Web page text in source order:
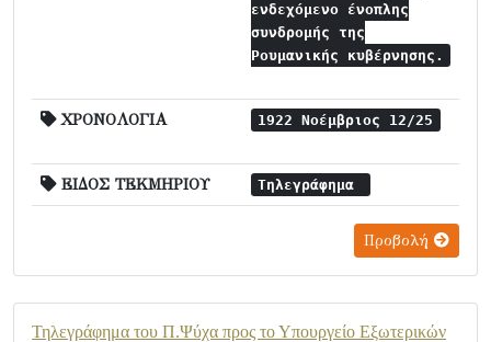
ενδεχόμενο ένοπλης
συνδρομής της
Ρουμανικής κυβέρνησης.
ΧΡΟΝΟΛΟΓΙΑ 1922 Νοέμβριος 12/25
ΕΙΔΟΣ ΤΕΚΜΗΡΙΟΥ Τηλεγράφημα
Προβολή
Τηλεγράφημα του Π.Ψύχα προς το Υπουργείο Εξωτερικών